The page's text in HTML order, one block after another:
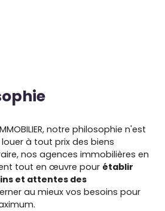
notre philosophie n'est
à tout prix des biens
nos agences immobilières en
tout en œuvre pour établir
et attentes des
au mieux vos besoins pour